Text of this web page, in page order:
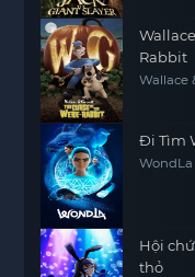
Rabbit
Wallace
Đi Tìm
WondLa
Hội
thỏ